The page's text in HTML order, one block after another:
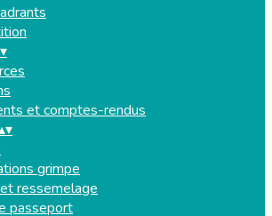
▾
et comptes-rendus
▾
grimpe
ressemelage
passeport